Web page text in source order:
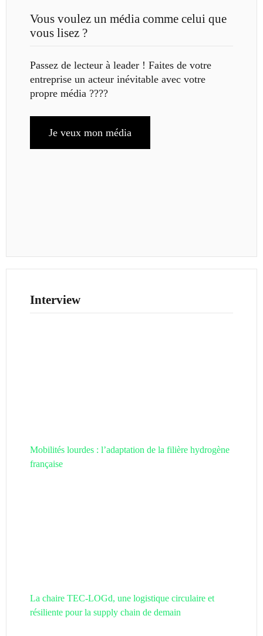
Vous voulez un média comme celui que
vous lisez ?
Passez de lecteur à leader ! Faites de votre
entreprise un acteur inévitable avec votre
propre média ????
Je veux mon média
Interview
Mobilités lourdes : l’adaptation de la filière hydrogène
française
La chaire TEC-LOGd, une logistique circulaire et
résiliente pour la supply chain de demain